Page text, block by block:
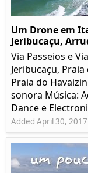
Um Drone em
Jeribucaçu,
Via Passeios e
Jeribucaçu,
Praia do
sonora Música:
Dance e
Added April 30, 2017